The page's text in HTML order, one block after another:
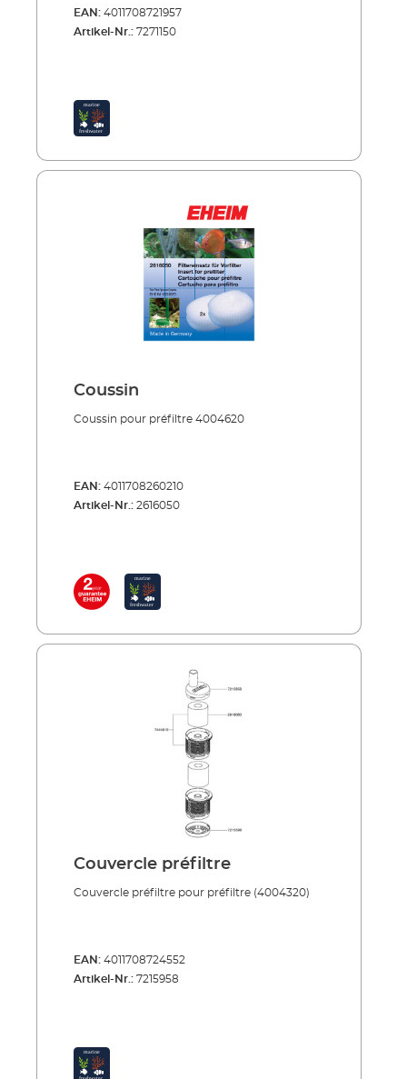
EAN: 4011708721957
Artikel-Nr.: 7271150
Coussin
Coussin pour préfiltre 4004620
EAN: 4011708260210
Artikel-Nr.: 2616050
Couvercle préfiltre
Couvercle préfiltre pour préfiltre (4004320)
EAN: 4011708724552
Artikel-Nr.: 7215958